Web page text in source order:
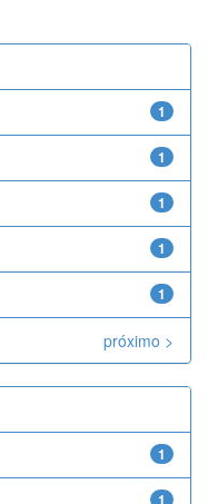
1
1
1
1
1
próximo >
1
1